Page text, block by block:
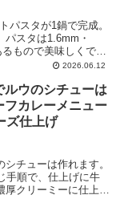
パスタが1鍋で完成。
スタは1.6mm・
もので美味しくでき
2026.06.12
ルウのシチューは
フカレーメニュー
ズ仕上げ
チューは作れます。
手順で、仕上げに牛
厚クリーミーに仕上が